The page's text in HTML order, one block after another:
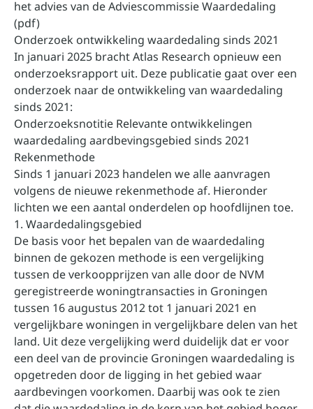
het advies van de Adviescommissie Waardedaling
(pdf)
Onderzoek ontwikkeling waardedaling sinds 2021
In januari 2025 bracht Atlas Research opnieuw een
onderzoeksrapport uit. Deze publicatie gaat over een
onderzoek naar de ontwikkeling van waardedaling
sinds 2021:
Onderzoeksnotitie Relevante ontwikkelingen
waardedaling aardbevingsgebied sinds 2021
Rekenmethode
Sinds 1 januari 2023 handelen we alle aanvragen
volgens de nieuwe rekenmethode af. Hieronder
lichten we een aantal onderdelen op hoofdlijnen toe.
1. Waardedalingsgebied
De basis voor het bepalen van de waardedaling
binnen de gekozen methode is een vergelijking
tussen de verkoopprijzen van alle door de NVM
geregistreerde woningtransacties in Groningen
tussen 16 augustus 2012 tot 1 januari 2021 en
vergelijkbare woningen in vergelijkbare delen van het
land. Uit deze vergelijking werd duidelijk dat er voor
een deel van de provincie Groningen waardedaling is
opgetreden door de ligging in het gebied waar
aardbevingen voorkomen. Daarbij was ook te zien